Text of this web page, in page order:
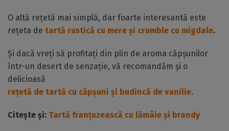
O altă rețetă mai simplă, dar foarte interesantă este
rețeta de tartă rustică cu mere și crumble cu migdale.
Și dacă vreți să profitați din plin de aroma căpșunilor
într-un desert de senzație, vă recomandăm și o
delicioasă
rețetă de tartă cu căpșuni și budincă de vanilie.
Citește și: Tartă franțuzească cu lămâie și brandy